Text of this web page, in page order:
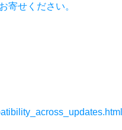
寄せください。